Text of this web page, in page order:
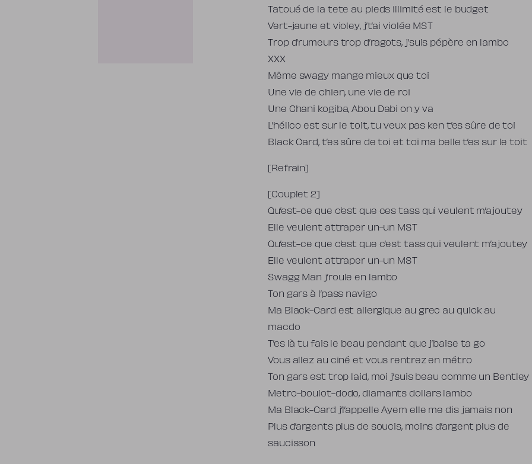
Tatoué de la tete au pieds illimité est le budget
Vert-jaune et violey, j’t’ai violée MST
Trop d’rumeurs trop d’ragots, j’suis pépère en lambo
XXX
Même swagy mange mieux que toi
Une vie de chien, une vie de roi
Une Chani kogiba, Abou Dabi on y va
L’hélico est sur le toit, tu veux pas ken t’es sûre de toi
Black Card, t’es sûre de toi et toi ma belle t’es sur le toit
[Refrain]
[Couplet 2]
Qu’est-ce que c’est que ces tass qui veulent m’ajoutey
Elle veulent attraper un-un MST
Qu’est-ce que c’est que c’est tass qui veulent m’ajoutey
Elle veulent attraper un-un MST
Swagg Man j’roule en lambo
Ton gars à l’pass navigo
Ma Black-Card est allergique au grec au quick au
macdo
T’es là tu fais le beau pendant que j’baise ta go
Vous allez au ciné et vous rentrez en métro
Ton gars est trop laid, moi j’suis beau comme un Bentley
Metro-boulot-dodo, diamants dollars lambo
Ma Black-Card j’l’appelle Ayem elle me dis jamais non
Plus d’argents plus de soucis, moins d’argent plus de
saucisson